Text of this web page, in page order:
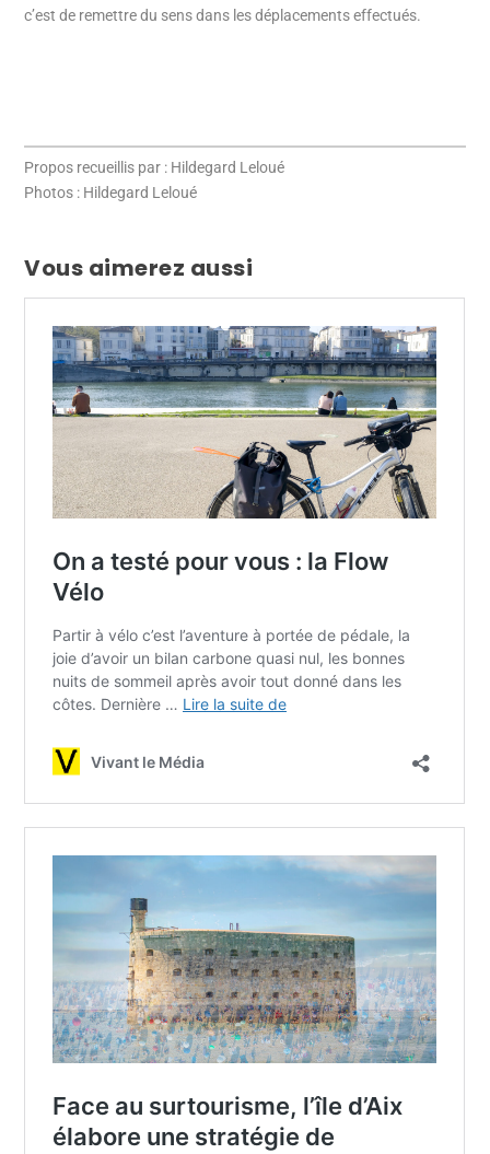
c’est de remettre du sens dans les déplacements effectués.
Propos recueillis par : Hildegard Leloué
Photos : Hildegard Leloué
Vous aimerez aussi